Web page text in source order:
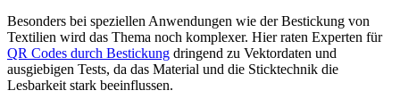
Besonders bei speziellen Anwendungen wie der Bestickung von
Textilien wird das Thema noch komplexer. Hier raten Experten für
QR Codes durch Bestickung dringend zu Vektordaten und
ausgiebigen Tests, da das Material und die Sticktechnik die
Lesbarkeit stark beeinflussen.